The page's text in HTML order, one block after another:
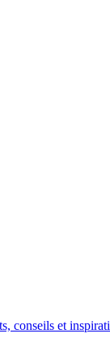
conseils et